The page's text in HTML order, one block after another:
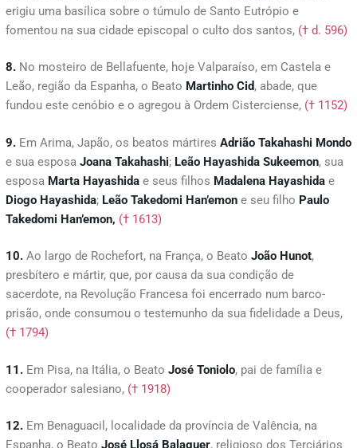
erigiu uma basílica sobre o túmulo de Santo Eutrópio e
fomentou na sua cidade episcopal o culto dos santos, († d. 596)
8. No mosteiro de Bellafuente, hoje Valparaíso, em Castela e
Leão, região da Espanha, o Beato Martinho Cid, abade, que
fundou este cenóbio e o agregou à Ordem Cisterciense, († 1152)
9. Em Arima, Japão, os beatos mártires Adrião Takahashi Mondo
e sua esposa Joana Takahashi; Leão Hayashida Sukeemon, sua
esposa Marta Hayashida e seus filhos Madalena Hayashida e
Diogo Hayashida; Leão Takedomi Han’emon e seu filho Paulo
Takedomi Han’emon, († 1613)
10. Ao largo de Rochefort, na França, o Beato João Hunot,
presbítero e mártir, que, por causa da sua condição de
sacerdote, na Revolução Francesa foi encerrado num barco-
prisão, onde consumou o testemunho da sua fidelidade a Deus,
(† 1794)
11. Em Pisa, na Itália, o Beato José Toniolo, pai de família e
cooperador salesiano, († 1918)
12. Em Benaguacil, localidade da província de Valência, na
Espanha, o Beato José Llosá Balaguer, religioso dos Terciários